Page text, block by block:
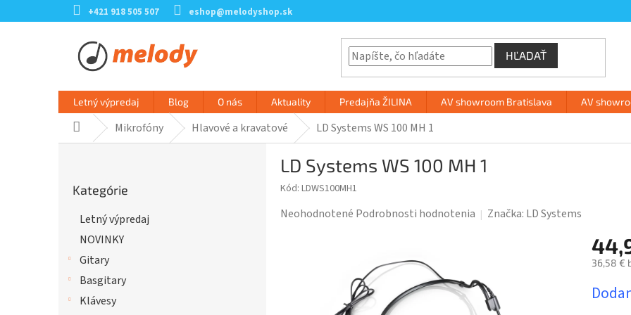
na
+421 918 505 507 eshop@melodyshop.sk
HĽADAŤ
Letný výpredaj Blog O nás Aktuality Predajňa ŽILINA AV showroom Bratislava AV
DomovMikrofóny Hlavové a kravatové LD Systems WS 100 MH 1
kategórie
Kategórie
Letný výpredaj
NOVINKY
Gitary
Basgitary
Klávesy
LD Systems WS 100 MH 1
Kód: LDWS100MH1
Priemerné
Neohodnotené Podrobnosti hodnotenia Značka: LD Systems
36,58 €
cena: